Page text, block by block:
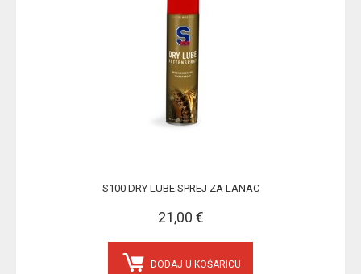
S100 DRY LUBE SPREJ ZA LANAC
21,00 €
DODAJ U KOŠARICU